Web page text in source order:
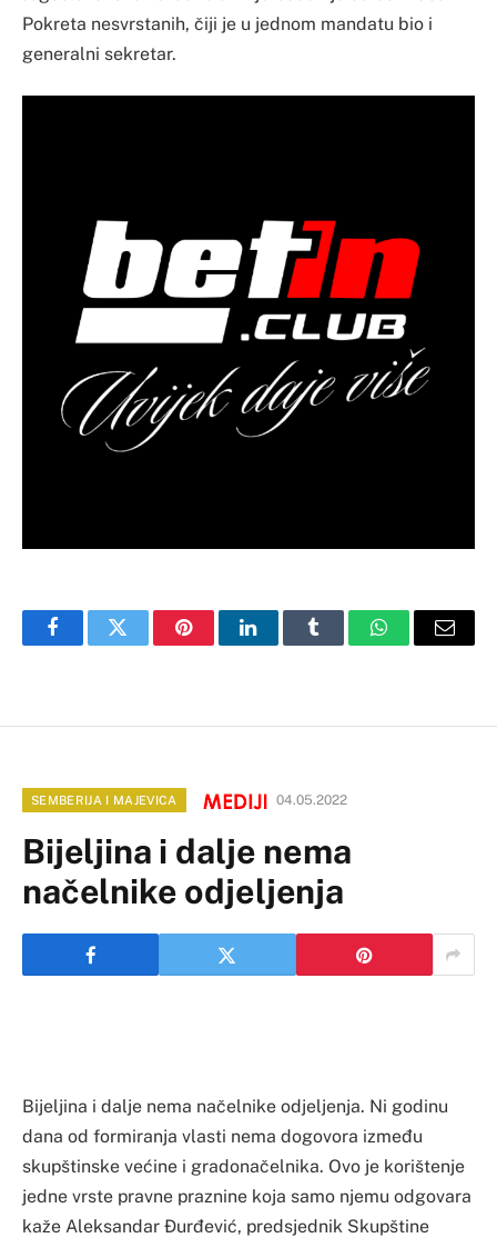
Pokreta nesvrstanih, čiji je u jednom mandatu bio i
generalni sekretar.
FacebookTwitter PinterestLinkedInTumblr WhatsAppEmail
SEMBERIJA I MAJEVICA 04.05.2022
Bijeljina i dalje nema
načelnike odjeljenja
Bijeljina i dalje nema načelnike odjeljenja. Ni godinu
dana od formiranja vlasti nema dogovora između
skupštinske većine i gradonačelnika. Ovo je korištenje
jedne vrste pravne praznine koja samo njemu odgovara
kaže Aleksandar Đurđević, predsjednik Skupštine